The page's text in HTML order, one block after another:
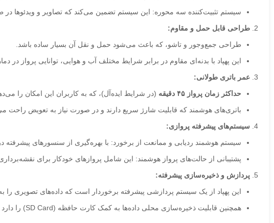
سیستم تثبیت‌کننده سه محوره: این سیستم تضمین می‌کند که تصاویر و ویدئوها در
طراحی قابل حمل و مقاوم:
طراحی جمع‌وجور و تاشو، که باعث می‌شود حمل و نقل آن بسیار ساده باشد.
این پهپاد با بدنه‌ای مقاوم در برابر شرایط مختلف آب و هوایی، توانایی پرواز در
عمر باتری طولانی:
حداکثر زمان پرواز ۴۵ دقیقه
(در شرایط ایده‌آل)، که به کاربران این امکان را
باتری‌های هوشمند که قابلیت شارژ سریع دارند و در صورت نیاز به تعویض راحت
سیستم‌های پیشرفته پروازی:
سیستم هوشمند ردیابی و ممانعت از برخورد: با بهره‌گیری از سنسورهای پیشرفته
پشتیبانی از حالت‌های پرواز هوشمند: این شامل پروازهای خودکار برای
پردازش و ذخیره‌سازی پیشرفته:
این پهپاد از یک سیستم پردازشی پیشرفته برخوردار است که داده‌های تصویری
همچنین قابلیت ذخیره‌سازی محلی داده‌ها به کمک کارت حافظه (SD Card) را دارد تا داده‌ها به‌طور مستقیم از خود پهپاد قابل استخراج باشند.